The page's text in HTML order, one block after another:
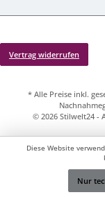
Vertrag widerrufen
* Alle Preise inkl.
© 2026 Stilwelt24 -
Diese Website
Nur